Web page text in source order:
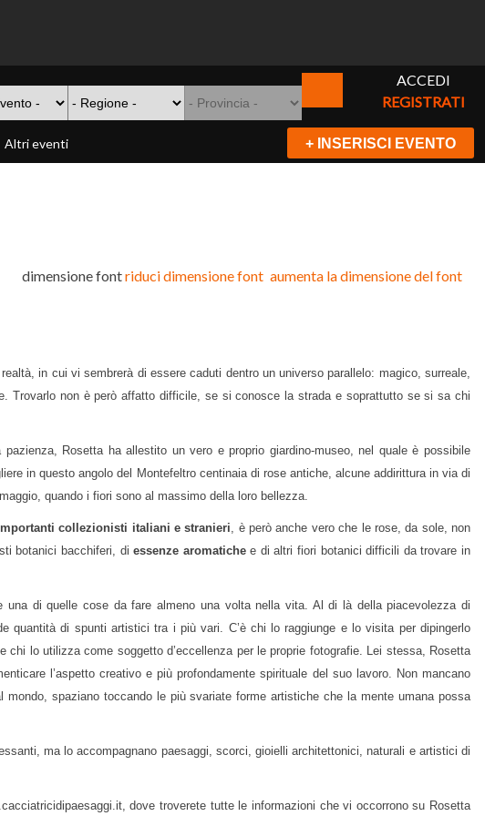
ACCEDI
REGISTRATI
Altri eventi + INSERISCI EVENTO
dimensione fontriduci dimensione font aumenta la dimensione del font
in cui vi sembrerà di essere caduti dentro un universo parallelo: magico, surreale,
Trovarlo non è però affatto difficile, se si conosce la strada e soprattutto se si sa chi
Rosetta ha allestito un vero e proprio giardino-museo, nel quale è possibile
in questo angolo del Montefeltro centinaia di rose antiche, alcune addirittura in via di
quando i fiori sono al massimo della loro bellezza.
collezionisti italiani e stranieri, è però anche vero che le rose, da sole, non
botanici bacchiferi, diessenze aromatichee di altri fiori botanici difficili da trovare in
una di quelle cose da fare almeno una volta nella vita. Al di là della piacevolezza di
di spunti artistici tra i più vari. C’è chi lo raggiunge e lo visita per dipingerlo
lo utilizza come soggetto d’eccellenza per le proprie fotografie. Lei stessa, Rosetta
l’aspetto creativo e più profondamente spirituale del suo lavoro. Non mancano
spaziano toccando le più svariate forme artistiche che la mente umana possa
ma lo accompagnano paesaggi, scorci, gioielli architettonici, naturali e artistici di
dove troverete tutte le informazioni che vi occorrono su Rosetta